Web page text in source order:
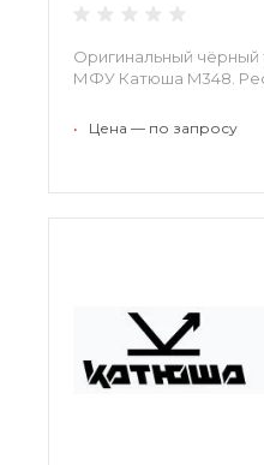
Оригинальный
МФУ Катюша M348.
• Цена — по запросу